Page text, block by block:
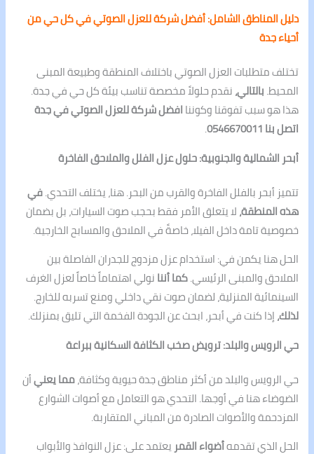
دليل المناطق الشامل: أفضل شركة للعزل الصوتي في كل حي من
أحياء جدة
تختلف متطلبات العزل الصوتي باختلاف المنطقة وطبيعة المبنى
المحيط.بالتالي،نقدم حلولاً مخصصة تناسب بيئة كل حي في جدة.
هذا هو سبب تفوقنا وكونناافضل شركة للعزل الصوتي في جدة
اتصل بنا 0546670011
.
أبحر الشمالية والجنوبية: حلول عزل الفلل والملاحق الفاخرة
تتميز أبحر بالفلل الفاخرة والقرب من البحر. هنا، يختلف التحدي.في
هذه المنطقة،لا يتعلق الأمر فقط بحجب صوت السيارات، بل بضمان
خصوصية تامة داخل الفيلا، خاصةً في الملاحق والمسابح الخارجية.
الحل هنا يكمن في: استخدام عزل مزدوج للجدران الفاصلة بين
الملاحق والمبنى الرئيسي.كما أننانولي اهتماماً خاصاً لعزل الغرف
السينمائية المنزلية، لضمان صوت نقي داخلي ومنع تسربه للخارج.
لذلك،إذا كنت في أبحر، ابحث عن الجودة الفخمة التي تليق بمنزلك.
حي الرويس والبلد: ترويض صخب الكثافة السكانية ببراعة
حي الرويس والبلد من أكثر مناطق جدة حيوية وكثافة،مما يعنيأن
الضوضاء هنا في أوجها. التحدي هو التعامل مع أصوات الشوارع
المزدحمة والأصوات الصادرة من المباني المتقاربة.
الحل الذي تقدمهأضواء القمر يعتمد على: عزل النوافذ والأبواب